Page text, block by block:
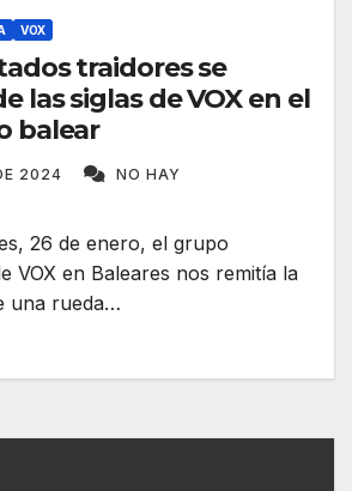
VOX
traidores se
las siglas de VOX en el
balear
2024
NO HAY
26 de enero, el grupo
VOX en Baleares nos remitía la
una rueda…